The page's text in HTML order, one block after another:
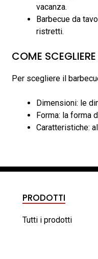
vacanza.
Barbecue da
ristretti.
COME
Per scegliere il
Dimensioni: le
Forma: la forma
Caratteristiche:
PRODOTTI
Tutti i prodotti